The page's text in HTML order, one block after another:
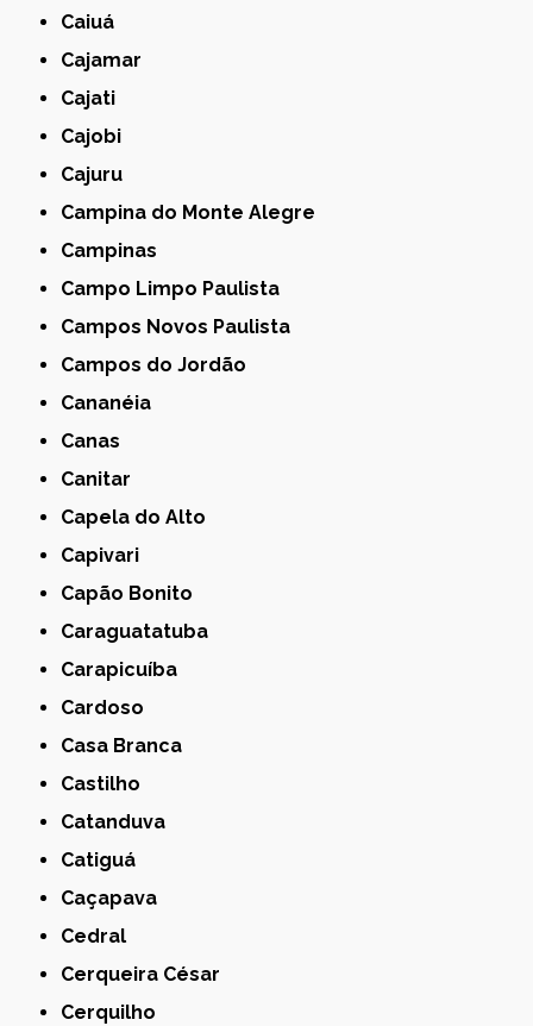
Caiuá
Cajamar
Cajati
Cajobi
Cajuru
Campina do Monte Alegre
Campinas
Campo Limpo Paulista
Campos Novos Paulista
Campos do Jordão
Cananéia
Canas
Canitar
Capela do Alto
Capivari
Capão Bonito
Caraguatatuba
Carapicuíba
Cardoso
Casa Branca
Castilho
Catanduva
Catiguá
Caçapava
Cedral
Cerqueira César
Cerquilho